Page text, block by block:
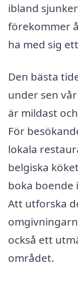
ibland
förekommer
ha med sig
Den bästa
under sen
är mildast
För
lokala
belgiska
boka boende
Att utforska
också ett
området.